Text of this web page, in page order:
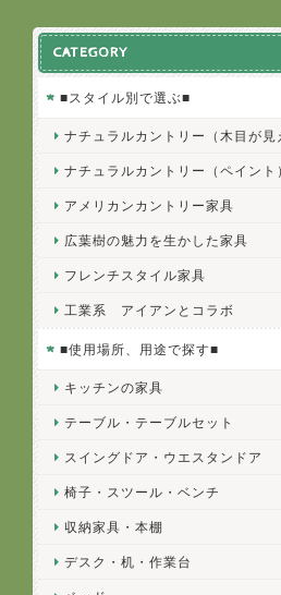
CATEGORY
■スタイル別で選ぶ■
ナチュラルカントリー（木目が見
ナチュラルカントリー（ペイント
アメリカンカントリー家具
広葉樹の魅力を生かした家具
フレンチスタイル家具
工業系 アイアンとコラボ
■使用場所、用途で探す■
キッチンの家具
テーブル・テーブルセット
スイングドア・ウエスタンドア
椅子・スツール・ベンチ
収納家具・本棚
デスク・机・作業台